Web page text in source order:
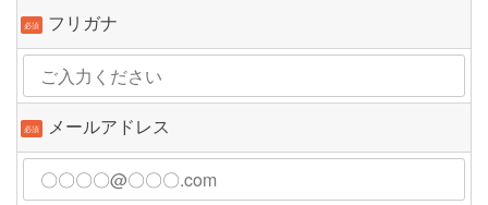
必須 フリガナ
必須 メールアドレス